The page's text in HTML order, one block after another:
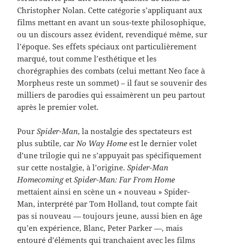
Christopher Nolan. Cette catégorie s’appliquant aux
films mettant en avant un sous-texte philosophique,
ou un discours assez évident, revendiqué même, sur
l’époque. Ses effets spéciaux ont particulièrement
marqué, tout comme l’esthétique et les
chorégraphies des combats (celui mettant Neo face à
Morpheus reste un sommet) – il faut se souvenir des
milliers de parodies qui essaimèrent un peu partout
après le premier volet.
PourSpider-Man, la nostalgie des spectateurs est
plus subtile, carNo Way Home est le dernier volet
d’une trilogie qui ne s’appuyait pas spécifiquement
sur cette nostalgie, à l’origine.Spider-Man
HomecomingetSpider-Man: Far From Home
mettaient ainsi en scène un « nouveau » Spider-
Man, interprété par Tom Holland, tout compte fait
pas si nouveau — toujours jeune, aussi bien en âge
qu’en expérience, Blanc, Peter Parker —, mais
entouré d’éléments qui tranchaient avec les films